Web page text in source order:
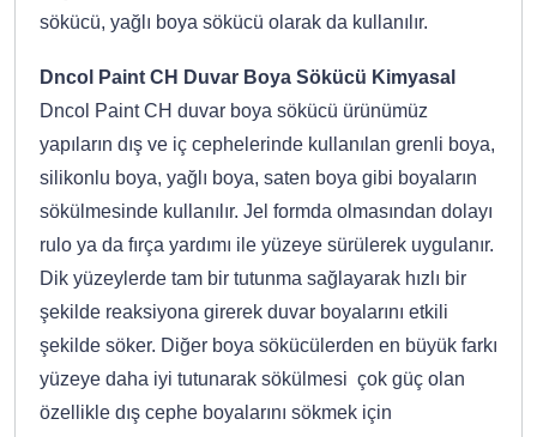
sökücü, yağlı boya sökücü olarak da kullanılır.
Dncol Paint CH Duvar Boya Sökücü Kimyasal
Dncol Paint CH duvar boya sökücü ürünümüz
yapıların dış ve iç cephelerinde kullanılan grenli boya,
silikonlu boya, yağlı boya, saten boya gibi boyaların
sökülmesinde kullanılır. Jel formda olmasından dolayı
rulo ya da fırça yardımı ile yüzeye sürülerek uygulanır.
Dik yüzeylerde tam bir tutunma sağlayarak hızlı bir
şekilde reaksiyona girerek duvar boyalarını etkili
şekilde söker. Diğer boya sökücülerden en büyük farkı
yüzeye daha iyi tutunarak sökülmesi çok güç olan
özellikle dış cephe boyalarını sökmek için